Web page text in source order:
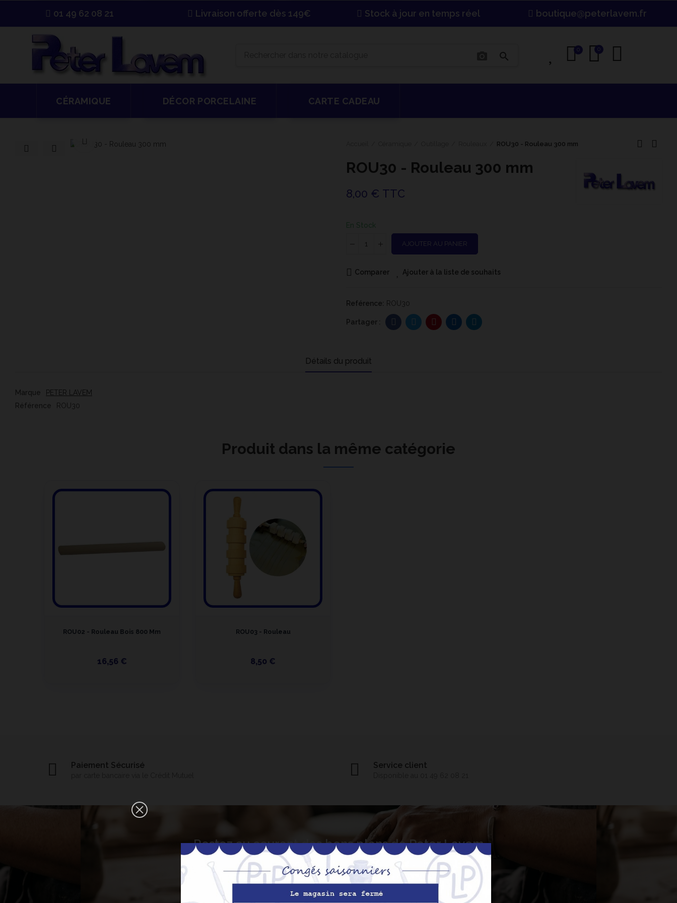
01 49 62 08 21 Livraison offerte dès 149€ Stock à jour en temps réel boutique@peterlavem.fr
search
0 0
CÉRAMIQUE DÉCOR PORCELAINE CARTE CADEAU
Cliquer pour agrandir ROU30 - Rouleau 300 mm
ROU30 - Rouleau 300 mm
8,00 € TTC
En Stock
AJOUTER AU PANIER
Comparer Ajouter à la liste de souhaits
Reférence: ROU30
Détails du produit
Marque
PETER LAVEM
Référence
ROU30
Produit dans la même catégorie
ROU02 - Rouleau Bois 800 Mm
16,56 €
ROU03 - Rouleau
8,50 €
Paiement Sécurisé Service client
Restez au courant des bons plans de Peter Lavem
S’abonner